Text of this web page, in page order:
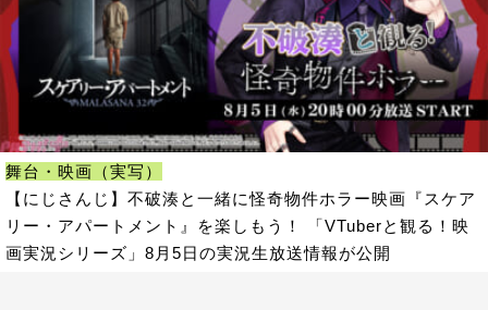
舞台・映画（実写）
【にじさんじ】不破湊と一緒に怪奇物件ホラー映画『スケア
リー・アパートメント』を楽しもう！ 「VTuberと観る！映
画実況シリーズ」8月5日の実況生放送情報が公開